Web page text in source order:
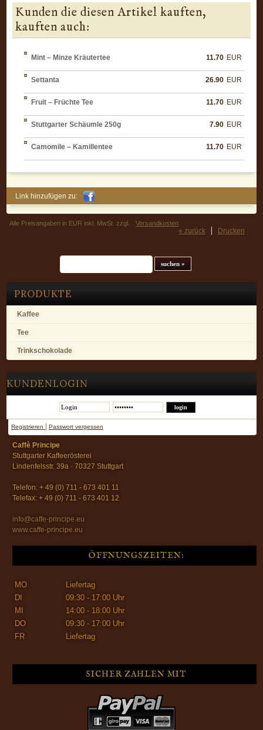
PRODUKTE
Kaffee
Tee
Trinkschokolade
KUNDENLOGIN
Registrieren Passwort vergessen
Caffè Principe
Stuttgarter Kaffeerösterei
Lindenfelsstr. 39a · 70327 Stuttgart
Telefon: + 49 (0) 711 - 673 401 11
Telefax: + 49 (0) 711 - 673 401 12
info@caffe-principe.eu
www.caffe-principe.eu
ÖFFNUNGSZEITEN:
MO
Liefertag
DI
09:30 - 17:00 Uhr
MI
14:00 - 18:00 Uhr
DO
09:30 - 17:00 Uhr
FR
Liefertag
SICHER ZAHLEN MIT
Kunden die diesen Artikel kauften,
kauften auch:
Mint – Minze Kräutertee 11.70 EUR
Settanta 26.90 EUR
Fruit – Früchte Tee 11.70 EUR
Stuttgarter Schäumle 250g 7.90 EUR
Camomile – Kamillentee 11.70 EUR
Link hinzufügen zu:
Alle Preisangaben in EUR inkl. MwSt. zzgl. Versandkosten
Drucken
« zurück